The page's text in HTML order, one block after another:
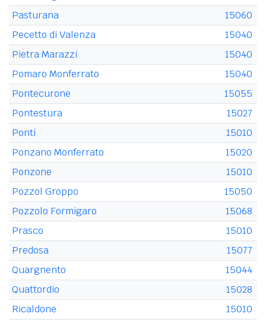
Pasturana
15060
Pecetto di Valenza
15040
Pietra Marazzi
15040
Pomaro Monferrato
15040
Pontecurone
15055
Pontestura
15027
Ponti
15010
Ponzano Monferrato
15020
Ponzone
15010
Pozzol Groppo
15050
Pozzolo Formigaro
15068
Prasco
15010
Predosa
15077
Quargnento
15044
Quattordio
15028
Ricaldone
15010